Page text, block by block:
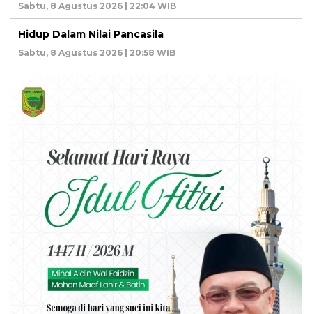
Sabtu, 8 Agustus 2026 | 22:04 WIB
Hidup Dalam Nilai Pancasila
Sabtu, 8 Agustus 2026 | 20:58 WIB